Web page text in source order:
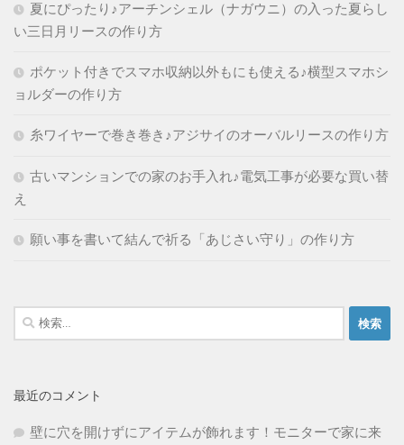
夏にぴったり♪アーチンシェル（ナガウニ）の入った夏らし
い三日月リースの作り方
ポケット付きでスマホ収納以外もにも使える♪横型スマホシ
ョルダーの作り方
糸ワイヤーで巻き巻き♪アジサイのオーバルリースの作り方
古いマンションでの家のお手入れ♪電気工事が必要な買い替
え
願い事を書いて結んで祈る「あじさい守り」の作り方
検
索:
最近のコメント
壁に穴を開けずにアイテムが飾れます！モニターで家に来